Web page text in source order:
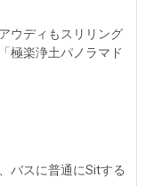
ウディもスリリング
極楽浄土パノラマド
バスに普通にSitする